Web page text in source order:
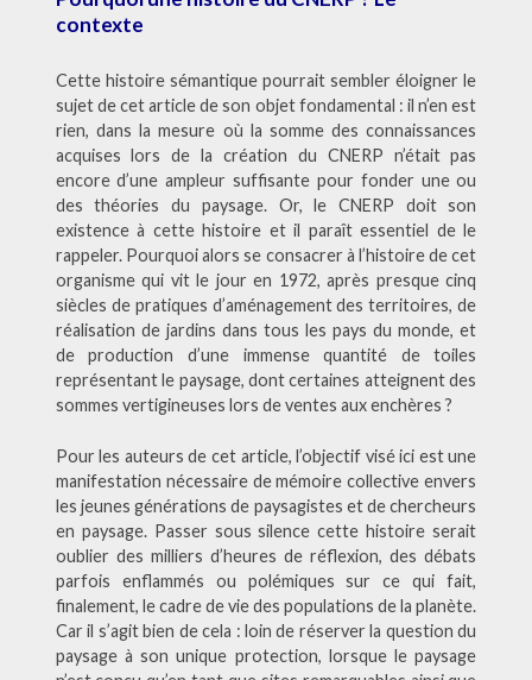
contexte
Cette histoire sémantique pourrait sembler éloigner le
sujet de cet article de son objet fondamental : il n’en est
rien, dans la mesure où la somme des connaissances
acquises lors de la création du CNERP n’était pas
encore d’une ampleur suffisante pour fonder une ou
des théories du paysage. Or, le CNERP doit son
existence à cette histoire et il paraît essentiel de le
rappeler. Pourquoi alors se consacrer à l’histoire de cet
organisme qui vit le jour en 1972, après presque cinq
siècles de pratiques d’aménagement des territoires, de
réalisation de jardins dans tous les pays du monde, et
de production d’une immense quantité de toiles
représentant le paysage, dont certaines atteignent des
sommes vertigineuses lors de ventes aux enchères ?
Pour les auteurs de cet article, l’objectif visé ici est une
manifestation nécessaire de mémoire collective envers
les jeunes générations de paysagistes et de chercheurs
en paysage. Passer sous silence cette histoire serait
oublier des milliers d’heures de réflexion, des débats
parfois enflammés ou polémiques sur ce qui fait,
finalement, le cadre de vie des populations de la planète.
Car il s’agit bien de cela : loin de réserver la question du
paysage à son unique protection, lorsque le paysage